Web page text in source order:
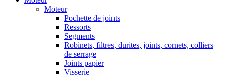
Moteur
Pochette de joints
Ressorts
Segments
Robinets, filtres, durites, joints, cornets, colliers
de serrage
Joints papier
Visserie